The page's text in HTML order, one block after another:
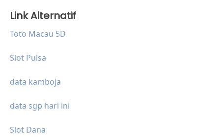
Link Alternatif
Toto Macau 5D
Slot Pulsa
data kamboja
data sgp hari ini
Slot Dana